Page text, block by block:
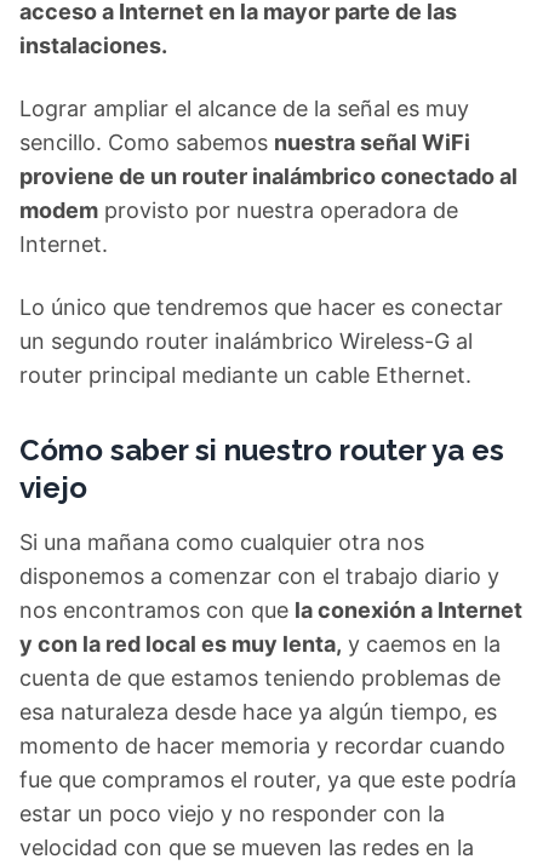
acceso a Internet en la mayor parte de las
instalaciones.
Lograr ampliar el alcance de la señal es muy
sencillo. Como sabemos nuestra señal WiFi
proviene de un router inalámbrico conectado al
modem provisto por nuestra operadora de
Internet.
Lo único que tendremos que hacer es conectar
un segundo router inalámbrico Wireless-G al
router principal mediante un cable Ethernet.
Cómo saber si nuestro router ya es
viejo
Si una mañana como cualquier otra nos
disponemos a comenzar con el trabajo diario y
nos encontramos con que la conexión a Internet
y con la red local es muy lenta, y caemos en la
cuenta de que estamos teniendo problemas de
esa naturaleza desde hace ya algún tiempo, es
momento de hacer memoria y recordar cuando
fue que compramos el router, ya que este podría
estar un poco viejo y no responder con la
velocidad con que se mueven las redes en la